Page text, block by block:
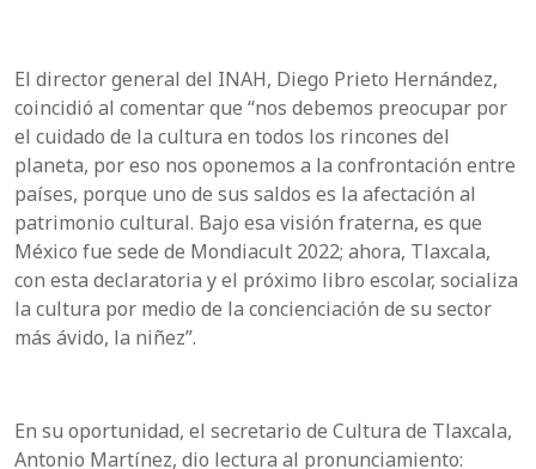
El director general del INAH, Diego Prieto Hernández,
coincidió al comentar que “nos debemos preocupar por
el cuidado de la cultura en todos los rincones del
planeta, por eso nos oponemos a la confrontación entre
países, porque uno de sus saldos es la afectación al
patrimonio cultural. Bajo esa visión fraterna, es que
México fue sede de Mondiacult 2022; ahora, Tlaxcala,
con esta declaratoria y el próximo libro escolar, socializa
la cultura por medio de la concienciación de su sector
más ávido, la niñez”.
En su oportunidad, el secretario de Cultura de Tlaxcala,
Antonio Martínez, dio lectura al pronunciamiento: